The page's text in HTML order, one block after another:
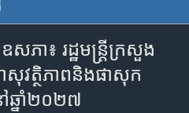
ភា៖ រដ្ឋមន្រ្តីក្រសួង
ាសុវត្ថិភាពនិងផាសុក
ឆ្នាំ២០២៧